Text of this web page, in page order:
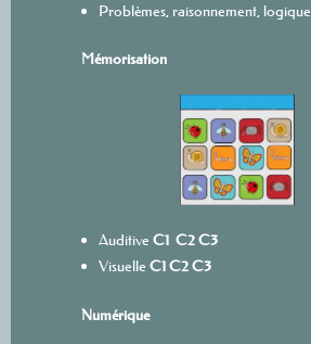
Problèmes, raisonnement, logique
Mémorisation
Auditive C1 C2C3
Visuelle C1C2C3
Numérique